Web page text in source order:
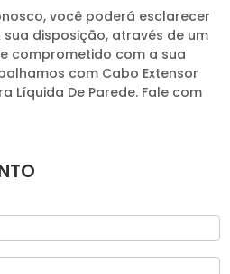
você poderá esclarecer
disposição, através de um
comprometido com a sua
com Cabo Extensor
Líquida De Parede. Fale com